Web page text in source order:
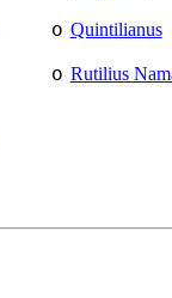
o Quintilianus
o Rutilius